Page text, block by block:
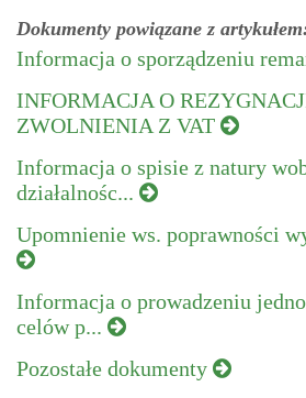
Dokumenty powiązane z
Informacja o sporządzeniu
INFORMACJA O
ZWOLNIENIA Z VAT
Informacja o spisie z natury
działalnośc...
Upomnienie ws. poprawności
Informacja o prowadzeniu
celów p...
Pozostałe dokumenty